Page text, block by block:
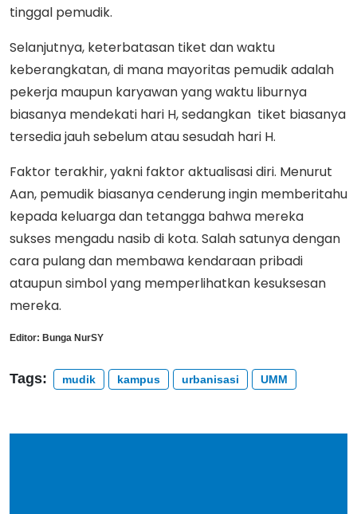
tinggal pemudik.
Selanjutnya, keterbatasan tiket dan waktu
keberangkatan, di mana mayoritas pemudik adalah
pekerja maupun karyawan yang waktu liburnya
biasanya mendekati hari H, sedangkan tiket biasanya
tersedia jauh sebelum atau sesudah hari H.
Faktor terakhir, yakni faktor aktualisasi diri. Menurut
Aan, pemudik biasanya cenderung ingin memberitahu
kepada keluarga dan tetangga bahwa mereka
sukses mengadu nasib di kota. Salah satunya dengan
cara pulang dan membawa kendaraan pribadi
ataupun simbol yang memperlihatkan kesuksesan
mereka.
Editor: Bunga NurSY
Tags: mudik kampus urbanisasi UMM